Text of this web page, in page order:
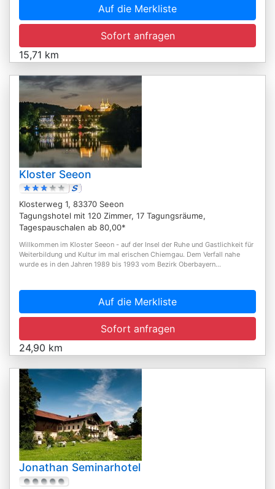
Auf die Merkliste
Sofort anfragen
15,71 km
Kloster Seeon
Klosterweg 1, 83370 Seeon
Tagungshotel mit 120 Zimmer, 17 Tagungsräume,
Tagespauschalen ab 80,00*
Willkommen im Kloster Seeon - auf der Insel der Ruhe und Gastlichkeit für
Weiterbildung und Kultur im mal erischen Chiemgau. Dem Verfall nahe
wurde es in den Jahren 1989 bis 1993 vom Bezirk Oberbayern...
Auf die Merkliste
Sofort anfragen
24,90 km
Jonathan Seminarhotel